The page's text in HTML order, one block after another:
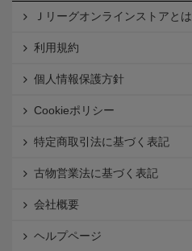
Ｊリーグオンラインストアとは
利用規約
個人情報保護方針
Cookieポリシー
特定商取引法に基づく表記
古物営業法に基づく表記
会社概要
ヘルプページ